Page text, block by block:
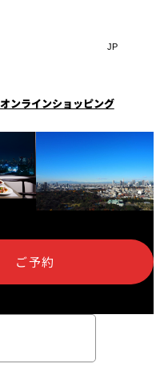
Search
サ
内
索
窓
を
開
言
替
ュ
ー
を
開
閉
JP (日本語)
Select Language▼
内
祝い
クス
案内
オンラインショッピング
ご予約